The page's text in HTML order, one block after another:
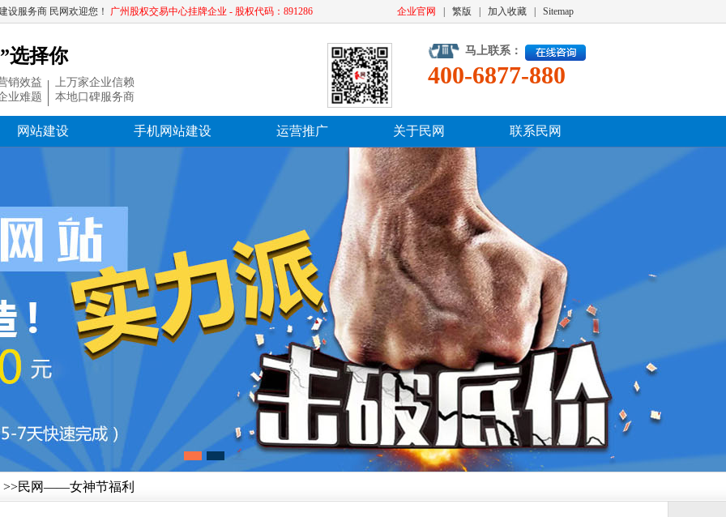
设服务商 民网欢迎您！ 广州股权交易中心挂牌企业 - 股权代码：891286 企业官网 繁版 加入收藏 Sitemap
选择你
销效益
业难题
上万家企业信赖
本地口碑服务商
马上联系：
400-6877-880
网站建设 手机网站建设 运营推广 关于民网 联系民网
>>民网——女神节福利